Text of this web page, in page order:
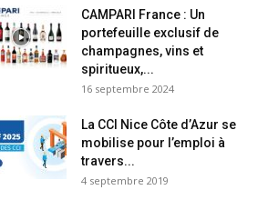
CAMPARI France : Un
portefeuille exclusif de
champagnes, vins et
spiritueux,...
16 septembre 2024
La CCI Nice Côte d’Azur se
mobilise pour l’emploi à
travers...
4 septembre 2019